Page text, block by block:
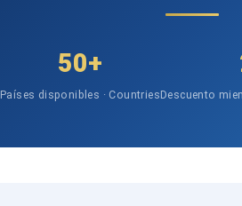
50+
Países disponibles · CountriesDescuento